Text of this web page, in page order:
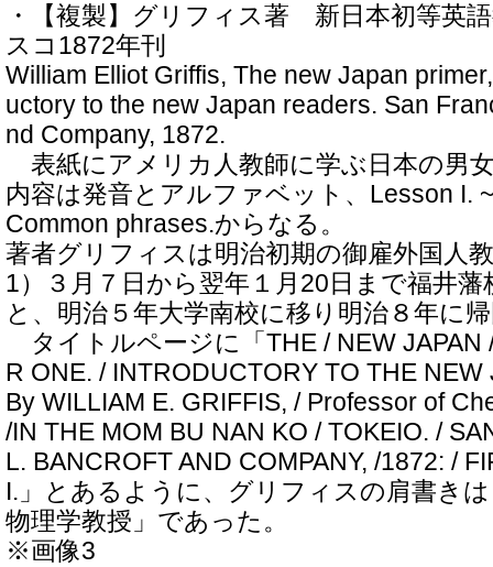
・【複製】グリフィス著 新日本初等英
スコ1872年刊
William Elliot Griffis, The new Japan
uctory to the new Japan readers. San
nd Company, 1872.
表紙にアメリカ人教師に学ぶ日本の男
内容は発音とアルファベット、Lesson I.
Common phrases.からなる。
著者グリフィスは明治初期の御雇外国人
1）３月７日から翌年１月20日まで福井
と、明治５年大学南校に移り明治８年に
タイトルページに「THE / NEW JAPAN
R ONE. / INTRODUCTORY TO THE NEW
By WILLIAM E. GRIFFIS, / Professor of
/IN THE MOM BU NAN KO / TOKEIO. /
L. BANCROFT AND COMPANY, /1872: /
I.」とあるように、グリフィスの肩書き
物理学教授」であった。
※画像3